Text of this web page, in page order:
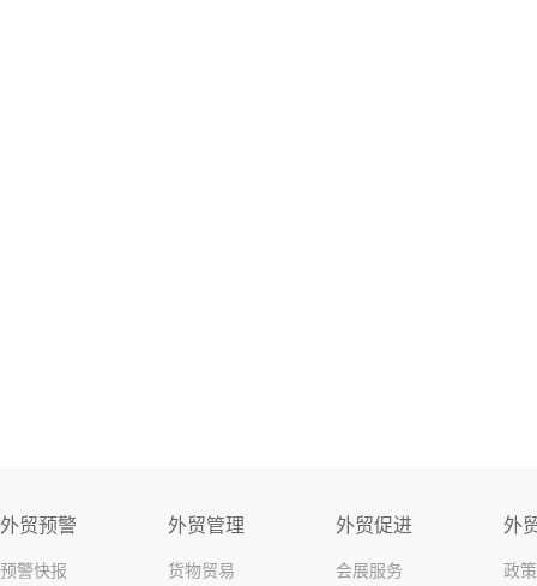
外贸预警
预警快报
外贸管理
货物贸易
外贸促进
会展服务
外
政